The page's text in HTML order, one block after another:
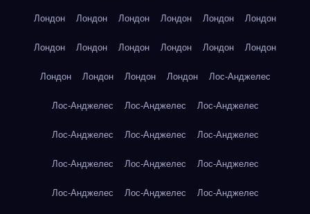
Лондон Лондон Лондон Лондон Лондон Лондон
Лондон Лондон Лондон Лондон Лондон Лондон
Лондон Лондон Лондон Лондон Лос-Анджелес
Лос-Анджелес Лос-Анджелес Лос-Анджелес
Лос-Анджелес Лос-Анджелес Лос-Анджелес
Лос-Анджелес Лос-Анджелес Лос-Анджелес
Лос-Анджелес Лос-Анджелес Лос-Анджелес